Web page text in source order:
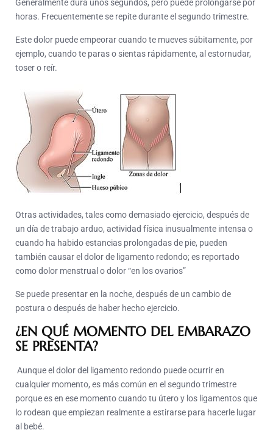
Generalmente dura unos segundos, pero puede prolongarse por
horas. Frecuentemente se repite durante el segundo trimestre.
Este dolor puede empeorar cuando te mueves súbitamente, por
ejemplo, cuando te paras o sientas rápidamente, al estornudar,
toser o reír.
Otras actividades, tales como demasiado ejercicio, después de
un día de trabajo arduo, actividad física inusualmente intensa o
cuando ha habido estancias prolongadas de pie, pueden
también causar el dolor de ligamento redondo; es reportado
como dolor menstrual o dolor “en los ovarios”
Se puede presentar en la noche, después de un cambio de
postura o después de haber hecho ejercicio.
¿EN QUÉ MOMENTO DEL EMBARAZO
SE PRESENTA?
Aunque el dolor del ligamento redondo puede ocurrir en
cualquier momento, es más común en el segundo trimestre
porque es en ese momento cuando tu útero y los ligamentos que
lo rodean que empiezan realmente a estirarse para hacerle lugar
al bebé.